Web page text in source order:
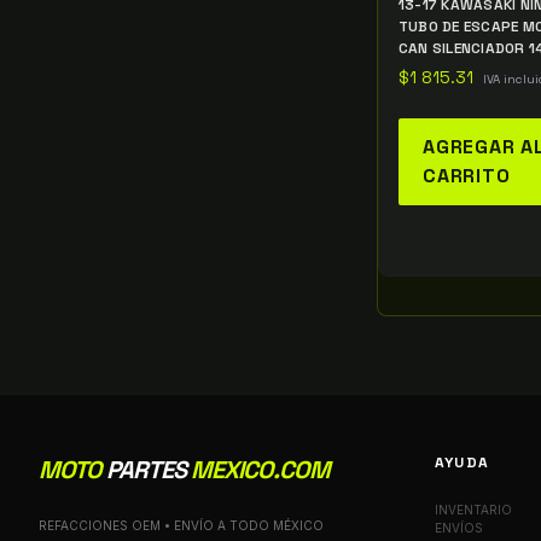
13-17 KAWASAKI
TUBO DE ESCAPE
CAN SILENCIADOR
$1 815.31 IVA
AGREGAR
CARRITO
MOTOPARTESMEXICO.COM
REFACCIONES OEM • ENVÍO A TODO MÉXICO
AYUDA
INVENTARIO
ENVÍOS